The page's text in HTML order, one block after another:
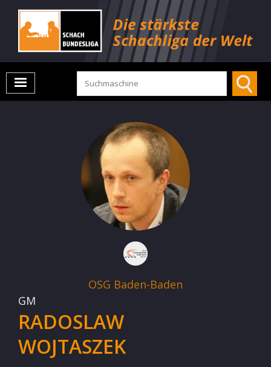
OSG Baden-Baden
GM
RADOSLAW
WOJTASZEK